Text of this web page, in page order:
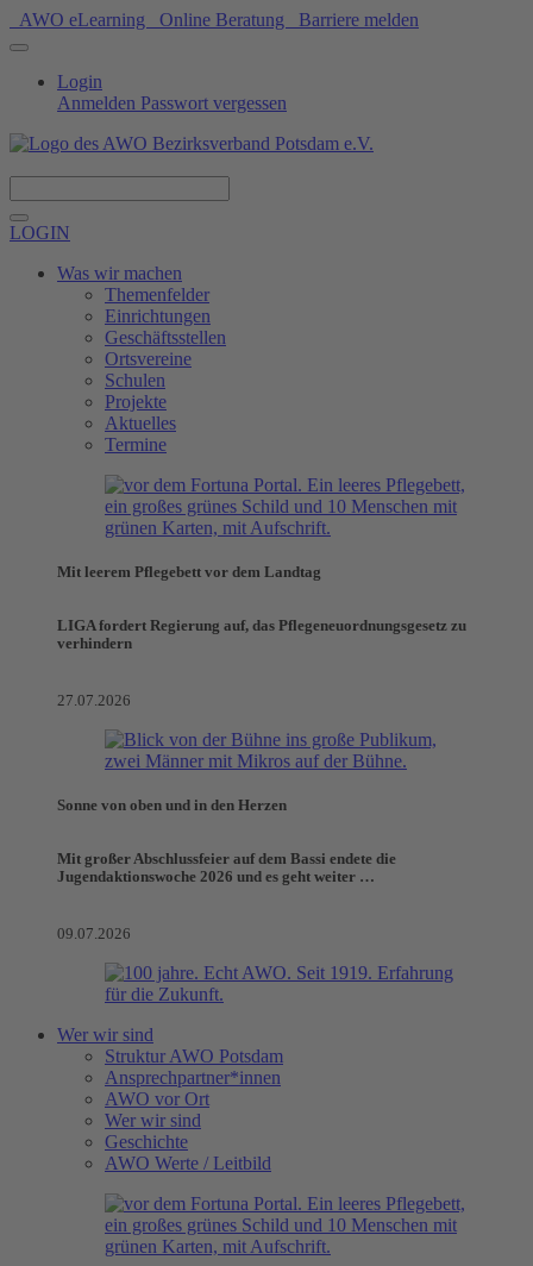
AWO eLearning Online Beratung Barriere melden
Login
Anmelden Passwort vergessen
LOGIN
Was wir machen
Themenfelder
Einrichtungen
Geschäftsstellen
Ortsvereine
Schulen
Projekte
Aktuelles
Termine
Mit leerem Pflegebett vor dem Landtag
LIGA fordert Regierung auf, das Pflegeneuordnungsgesetz zu
verhindern
27.07.2026
Sonne von oben und in den Herzen
Mit großer Abschlussfeier auf dem Bassi endete die
Jugendaktionswoche 2026 und es geht weiter …
09.07.2026
Wer wir sind
Struktur AWO Potsdam
Ansprechpartner*innen
AWO vor Ort
Wer wir sind
Geschichte
AWO Werte / Leitbild